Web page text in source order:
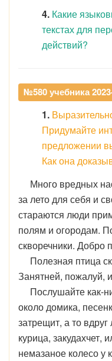
4. Какие
текстах для
действий?
№580 учебника
1.
Придумайте
предложении
Как она
Много вредных
за лето для себя и
стараются люди
полям и огородам.
скворечники. Добро
Полезная птица
Занятней, пожалуй,
Послушайте как-
около домика,
затрещит, а то вдруг
курица, закудахчет,
немазаное колесо